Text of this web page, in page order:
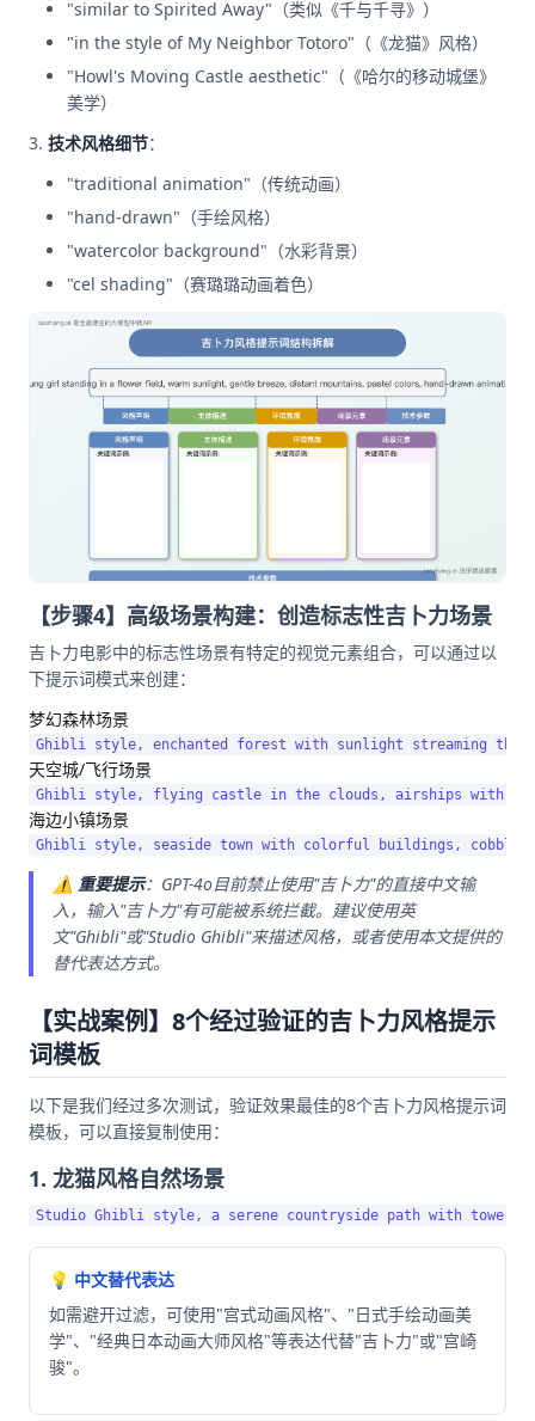
"similar to Spirited Away"（类似《千与千寻》）
"in the style of My Neighbor Totoro"（《龙猫》风格）
"Howl's Moving Castle aesthetic"（《哈尔的移动城堡》
美学）
技术风格细节：
"traditional animation"（传统动画）
"hand-drawn"（手绘风格）
"watercolor background"（水彩背景）
"cel shading"（赛璐璐动画着色）
【步骤4】高级场景构建：创造标志性吉卜力场景
吉卜力电影中的标志性场景有特定的视觉元素组合，可以通过以
下提示词模式来创建：
梦幻森林场景
天空城/飞行场景
海边小镇场景
⚠️ 重要提示：GPT-4o目前禁止使用"吉卜力"的直接中文输
入，输入"吉卜力"有可能被系统拦截。建议使用英
文"Ghibli"或"Studio Ghibli"来描述风格，或者使用本文提供的
替代表达方式。
【实战案例】8个经过验证的吉卜力风格提示
词模板
以下是我们经过多次测试，验证效果最佳的8个吉卜力风格提示词
模板，可以直接复制使用：
1. 龙猫风格自然场景
💡 中文替代表达
如需避开过滤，可使用"宫式动画风格"、"日式手绘动画美
学"、"经典日本动画大师风格"等表达代替"吉卜力"或"宫崎
骏"。